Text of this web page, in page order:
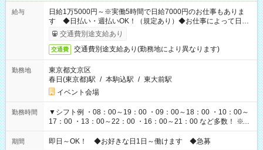
給与
日給1万5000円～※実働5時間で日給7000円のお仕事もありま
す ◆日払い・週払いOK！（規定あり）◆お仕事によって日給
も異なります
交通費別途支給あり
交通費 交通費別途支給あり(勤務地により異なります)
勤務地
東京都文京区
春日(東京都)駅 / 本駒込駅 / 東大前駅
イベント会場
勤務時間
▼シフト例 ・08：00～19：00 ・09：00～18：00 ・10：00～
17：00 ・13：00～22：00 ・16：00～21：00 など多数！ ※お
仕事により勤務時間が異なります
期間 即日～OK！ ◆お好きな日1日～働けます ◆急募